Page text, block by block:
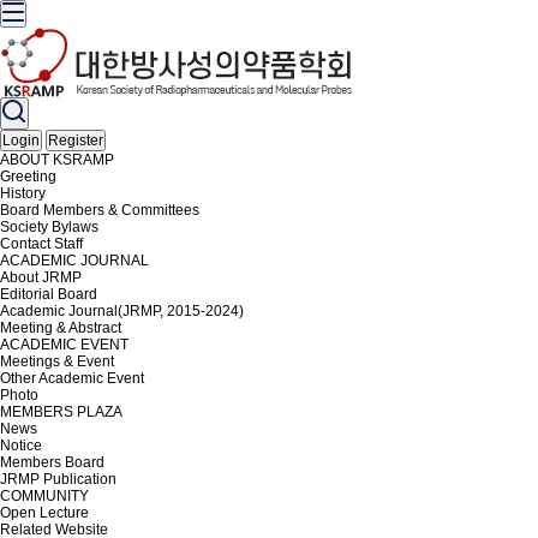
Login
Register
ABOUT KSRAMP
Greeting
History
Board Members & Committees
Society Bylaws
Contact Staff
ACADEMIC JOURNAL
About JRMP
Editorial Board
Academic Journal(JRMP, 2015-2024)
Meeting & Abstract
ACADEMIC EVENT
Meetings & Event
Other Academic Event
Photo
MEMBERS PLAZA
News
Notice
Members Board
JRMP Publication
COMMUNITY
Open Lecture
Related Website